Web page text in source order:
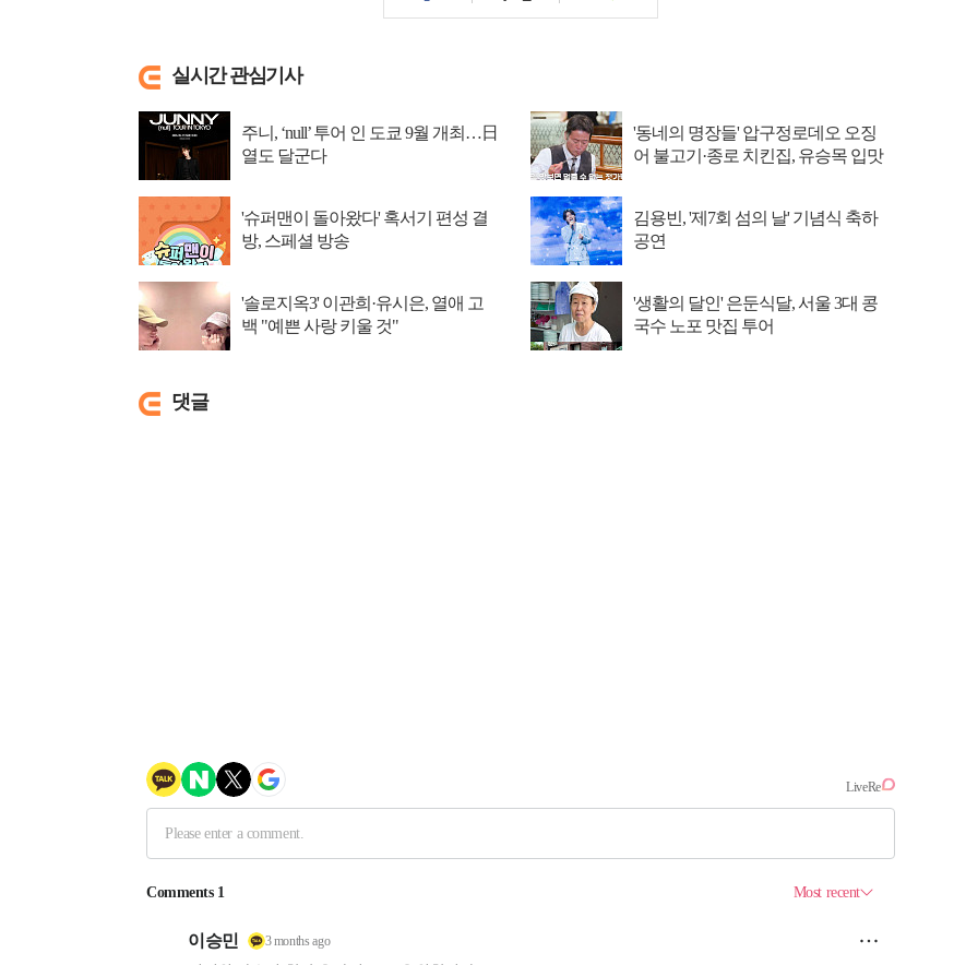
실시간 관심기사
주니, ‘null’ 투어 인 도쿄 9월 개최…日
열도 달군다
'동네의 명장들' 압구정로데오 오징
어 불고기·종로 치킨집, 유승목 입맛
'슈퍼맨이 돌아왔다' 혹서기 편성 결
방, 스페셜 방송
김용빈, '제7회 섬의 날' 기념식 축하
공연
'솔로지옥3' 이관희·유시은, 열애 고
백 "예쁜 사랑 키울 것"
'생활의 달인' 은둔식달, 서울 3대 콩
국수 노포 맛집 투어
댓글